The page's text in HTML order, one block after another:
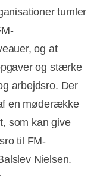
tumler
og at
og stærke
arbejdsro. Der
en møderække
som kan give
til FM-
Nielsen.